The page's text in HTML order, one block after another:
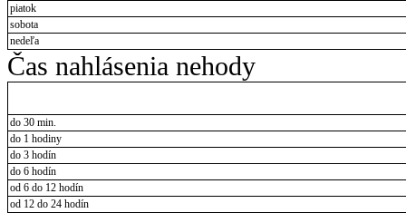
piatok
sobota
nedeľa
Čas nahlásenia nehody
do 30 min.
do 1 hodiny
do 3 hodín
do 6 hodín
od 6 do 12 hodín
od 12 do 24 hodín